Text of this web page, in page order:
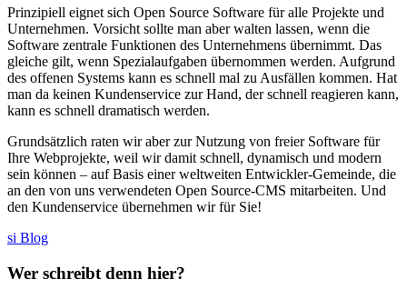
Prinzipiell eignet sich Open Source Software für alle Projekte und
Unternehmen. Vorsicht sollte man aber walten lassen, wenn die
Software zentrale Funktionen des Unternehmens übernimmt. Das
gleiche gilt, wenn Spezialaufgaben übernommen werden. Aufgrund
des offenen Systems kann es schnell mal zu Ausfällen kommen. Hat
man da keinen Kundenservice zur Hand, der schnell reagieren kann,
kann es schnell dramatisch werden.
Grundsätzlich raten wir aber zur Nutzung von freier Software für
Ihre Webprojekte, weil wir damit schnell, dynamisch und modern
sein können – auf Basis einer weltweiten Entwickler-Gemeinde, die
an den von uns verwendeten Open Source-CMS mitarbeiten. Und
den Kundenservice übernehmen wir für Sie!
si Blog
Wer schreibt denn hier?